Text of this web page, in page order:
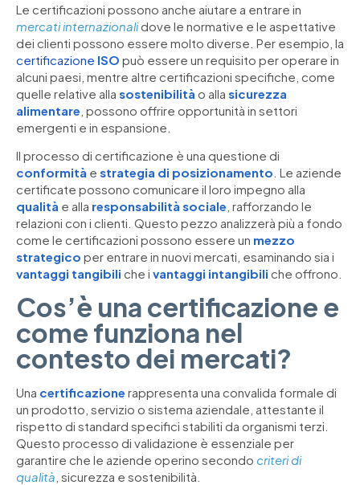
Le certificazioni possono anche aiutare a entrare in
mercati internazionalidove le normative e le aspettative
dei clienti possono essere molto diverse. Per esempio, la
certificazione ISO può essere un requisito per operare in
alcuni paesi, mentre altre certificazioni specifiche, come
quelle relative alla sostenibilità o alla sicurezza
alimentare , possono offrire opportunità in settori
emergenti e in espansione.
Il processo di certificazione è una questione di
conformità e strategia di posizionamento . Le aziende
certificate possono comunicare il loro impegno alla
qualità e alla responsabilità sociale , rafforzando le
relazioni con i clienti. Questo pezzo analizzerà più a fondo
come le certificazioni possono essere un mezzo
strategico per entrare in nuovi mercati, esaminando sia i
vantaggi tangibili che i vantaggi intangibili che offrono.
Cos’è una certificazione e
come funziona nel
contesto dei mercati?
Una certificazione rappresenta una convalida formale di
un prodotto, servizio o sistema aziendale, attestante il
rispetto di standard specifici stabiliti da organismi terzi.
Questo processo di validazione è essenziale per
garantire che le aziende operino secondo criteri di
qualità , sicurezza e sostenibilità.